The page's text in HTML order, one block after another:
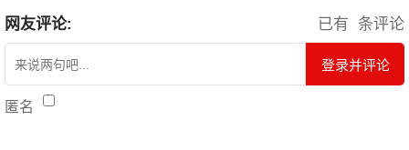
网友评论: 已有 条评论
登录并评论
匿名